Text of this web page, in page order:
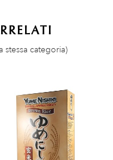
categoria)